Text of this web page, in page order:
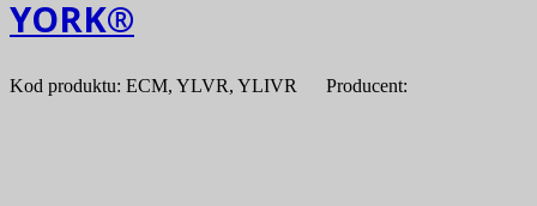
YORK®
Kod produktu: ECM, YLVR, YLIVR Producent: